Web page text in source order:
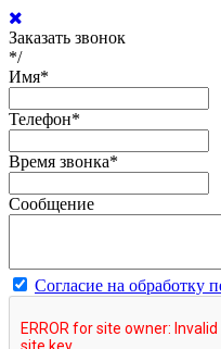
Заказать звонок
*/
Имя*
Телефон*
Время звонка*
Сообщение
Согласие на обработку